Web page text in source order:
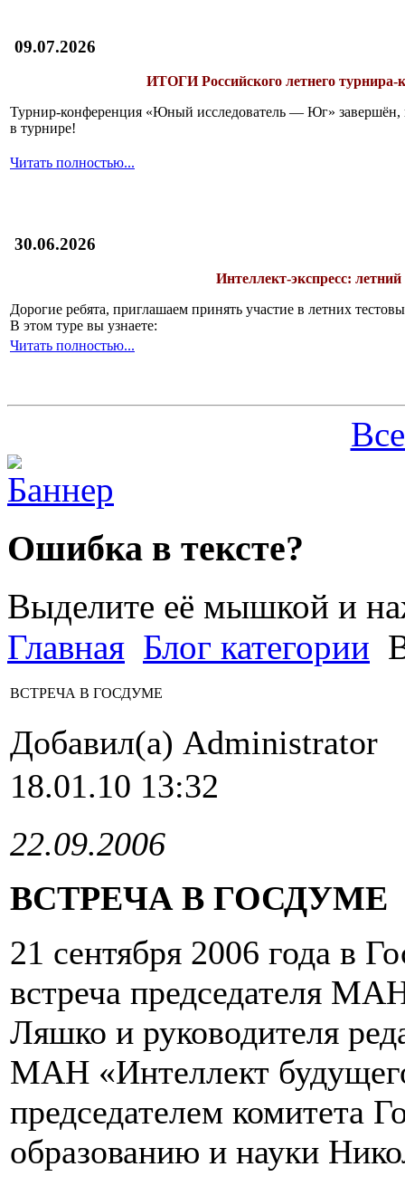
09.07.2026
ИТОГИРоссийского летнего
Турнир-конференция «Юный исследователь — Юг» завершён,
в турнире!
Читать полностью...
30.06.2026
Интеллект-экспресс: летний
Дорогие ребята, приглашаем принять участие в летних
В этом туре вы узнаете:
Читать полностью...
Ошибка в тексте?
Выделите её мышкой и
Главная Блог категории
ВСТРЕЧА В ГОСДУМЕ
Добавил(а) Administrator
18.01.10 13:32
22.09.2006
ВСТРЕЧА В ГОСДУМЕ
21 сентября 2006 года в
встреча председателя
Ляшко и руководителя
МАН «Интеллект
председателем комитета
образованию и науки